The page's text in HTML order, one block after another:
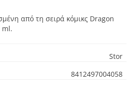
από τη σειρά κόμικς Dragon
ml.
Stor
8412497004058